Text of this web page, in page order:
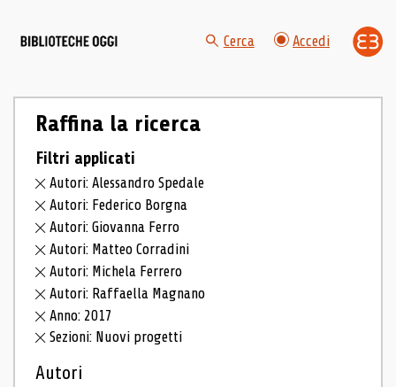
Cerca Accedi
Raffina la ricerca
Filtri applicati
Autori: Alessandro Spedale
Autori: Federico Borgna
Autori: Giovanna Ferro
Autori: Matteo Corradini
Autori: Michela Ferrero
Autori: Raffaella Magnano
Anno: 2017
Sezioni: Nuovi progetti
Autori